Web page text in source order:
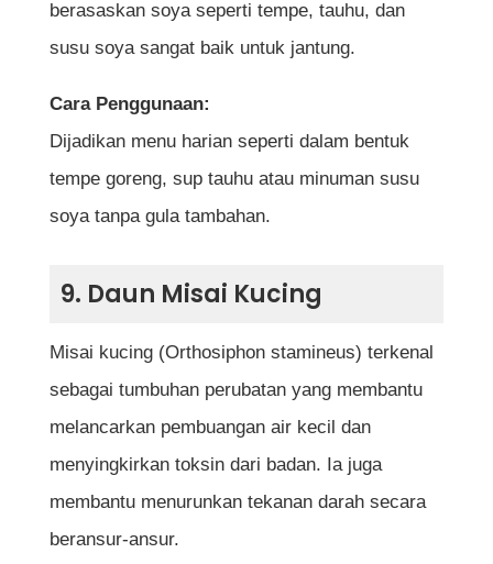
berasaskan soya seperti tempe, tauhu, dan
susu soya sangat baik untuk jantung.
Cara Penggunaan:
Dijadikan menu harian seperti dalam bentuk
tempe goreng, sup tauhu atau minuman susu
soya tanpa gula tambahan.
9. Daun Misai Kucing
Misai kucing (Orthosiphon stamineus) terkenal
sebagai tumbuhan perubatan yang membantu
melancarkan pembuangan air kecil dan
menyingkirkan toksin dari badan. Ia juga
membantu menurunkan tekanan darah secara
beransur-ansur.